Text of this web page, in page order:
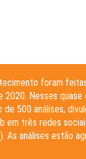
foram
2020. Nesses
500 análises,
em três redes
As análises estão